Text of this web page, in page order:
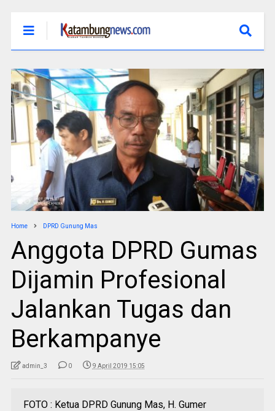
Home DPRD Gunung Mas
Anggota DPRD Gumas
Dijamin Profesional
Jalankan Tugas dan
Berkampanye
admin_3 0 9 April 2019 15:05
FOTO : Ketua DPRD Gunung Mas, H. Gumer